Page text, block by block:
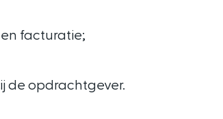
facturatie;
de opdrachtgever.